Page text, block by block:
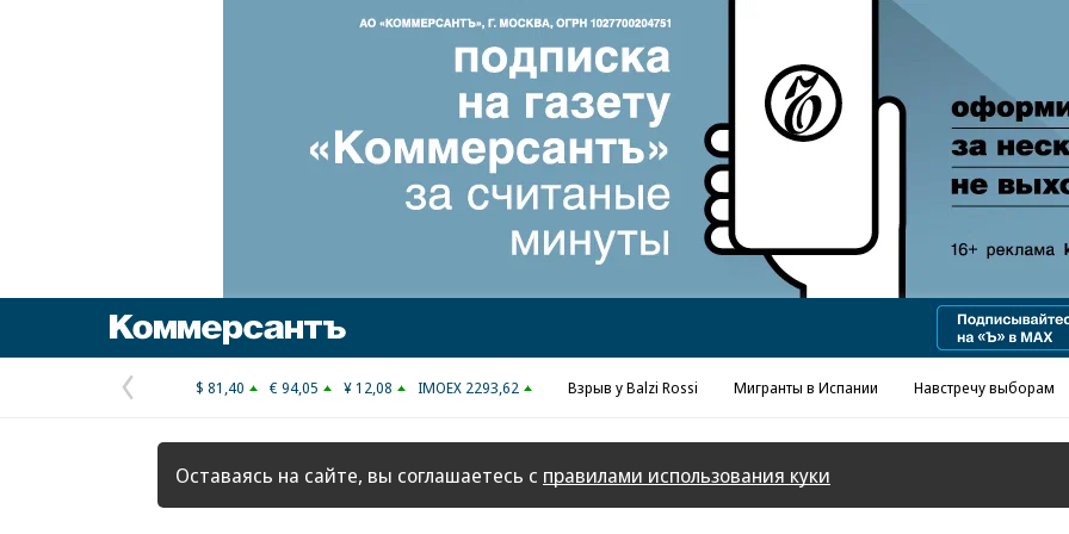
Реклама в «Ъ» www.kommersant.ru/ad
Предыдущая
страница
$ 81,40 € 94,05 ¥ 12,08 IMOEX 2293,62 Взрыв у Balzi Rossi Мигранты в Испании Навстречу выборам
Оставаясь на сайте, вы соглашаетесь с правилами использования куки